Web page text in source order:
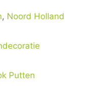
, Noord Holland
Putten